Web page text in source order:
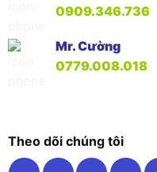
0909.346.736
Mr. Cường
0779.008.018
Theo dõi chúng tôi